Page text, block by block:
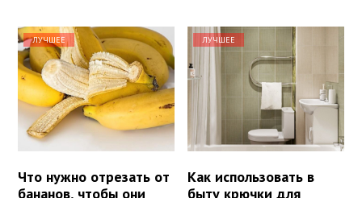
ЛУЧШЕЕ
Что нужно отрезать от
бананов, чтобы они
ЛУЧШЕЕ
Как использовать в
быту крючки для